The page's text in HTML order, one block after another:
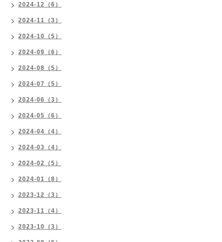
2024-12（6）
2024-11（3）
2024-10（5）
2024-09（6）
2024-08（5）
2024-07（5）
2024-06（3）
2024-05（6）
2024-04（4）
2024-03（4）
2024-02（5）
2024-01（8）
2023-12（3）
2023-11（4）
2023-10（3）